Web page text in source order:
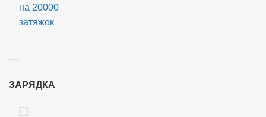
на 20000
затяжок
ЗАРЯДКА